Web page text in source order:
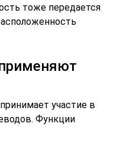
тоже передается
участие в
Функции